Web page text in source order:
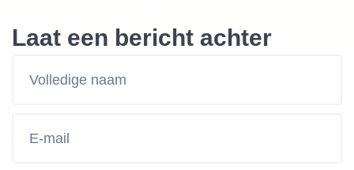
Laat een bericht achter